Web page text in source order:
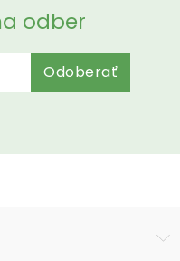
odber
Odoberať